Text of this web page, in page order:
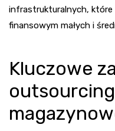
infrastrukturalnych, które
finansowym małych i
Kluczowe